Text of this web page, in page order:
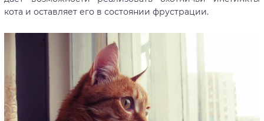
кота и оставляет его в состоянии фрустрации.